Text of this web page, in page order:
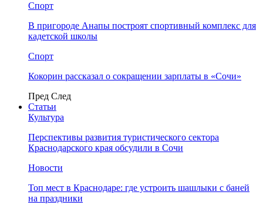
Спорт
В пригороде Анапы построят спортивный комплекс для
кадетской школы
Спорт
Кокорин рассказал о сокращении зарплаты в «Сочи»
Пред След
Статьи
Культура
Перспективы развития туристического сектора
Краснодарского края обсудили в Сочи
Новости
Топ мест в Краснодаре: где устроить шашлыки с баней
на праздники